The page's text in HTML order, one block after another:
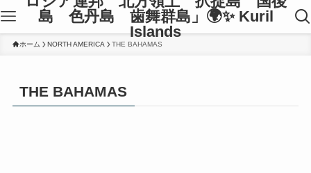
島 色丹島 歯舞群島」🌍✨ Kuril
Islands
ホーム NORTH AMERICA THE BAHAMAS
THE BAHAMAS